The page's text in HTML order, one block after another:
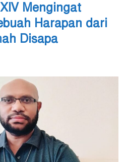
Mengingat
Harapan dari
Disapa